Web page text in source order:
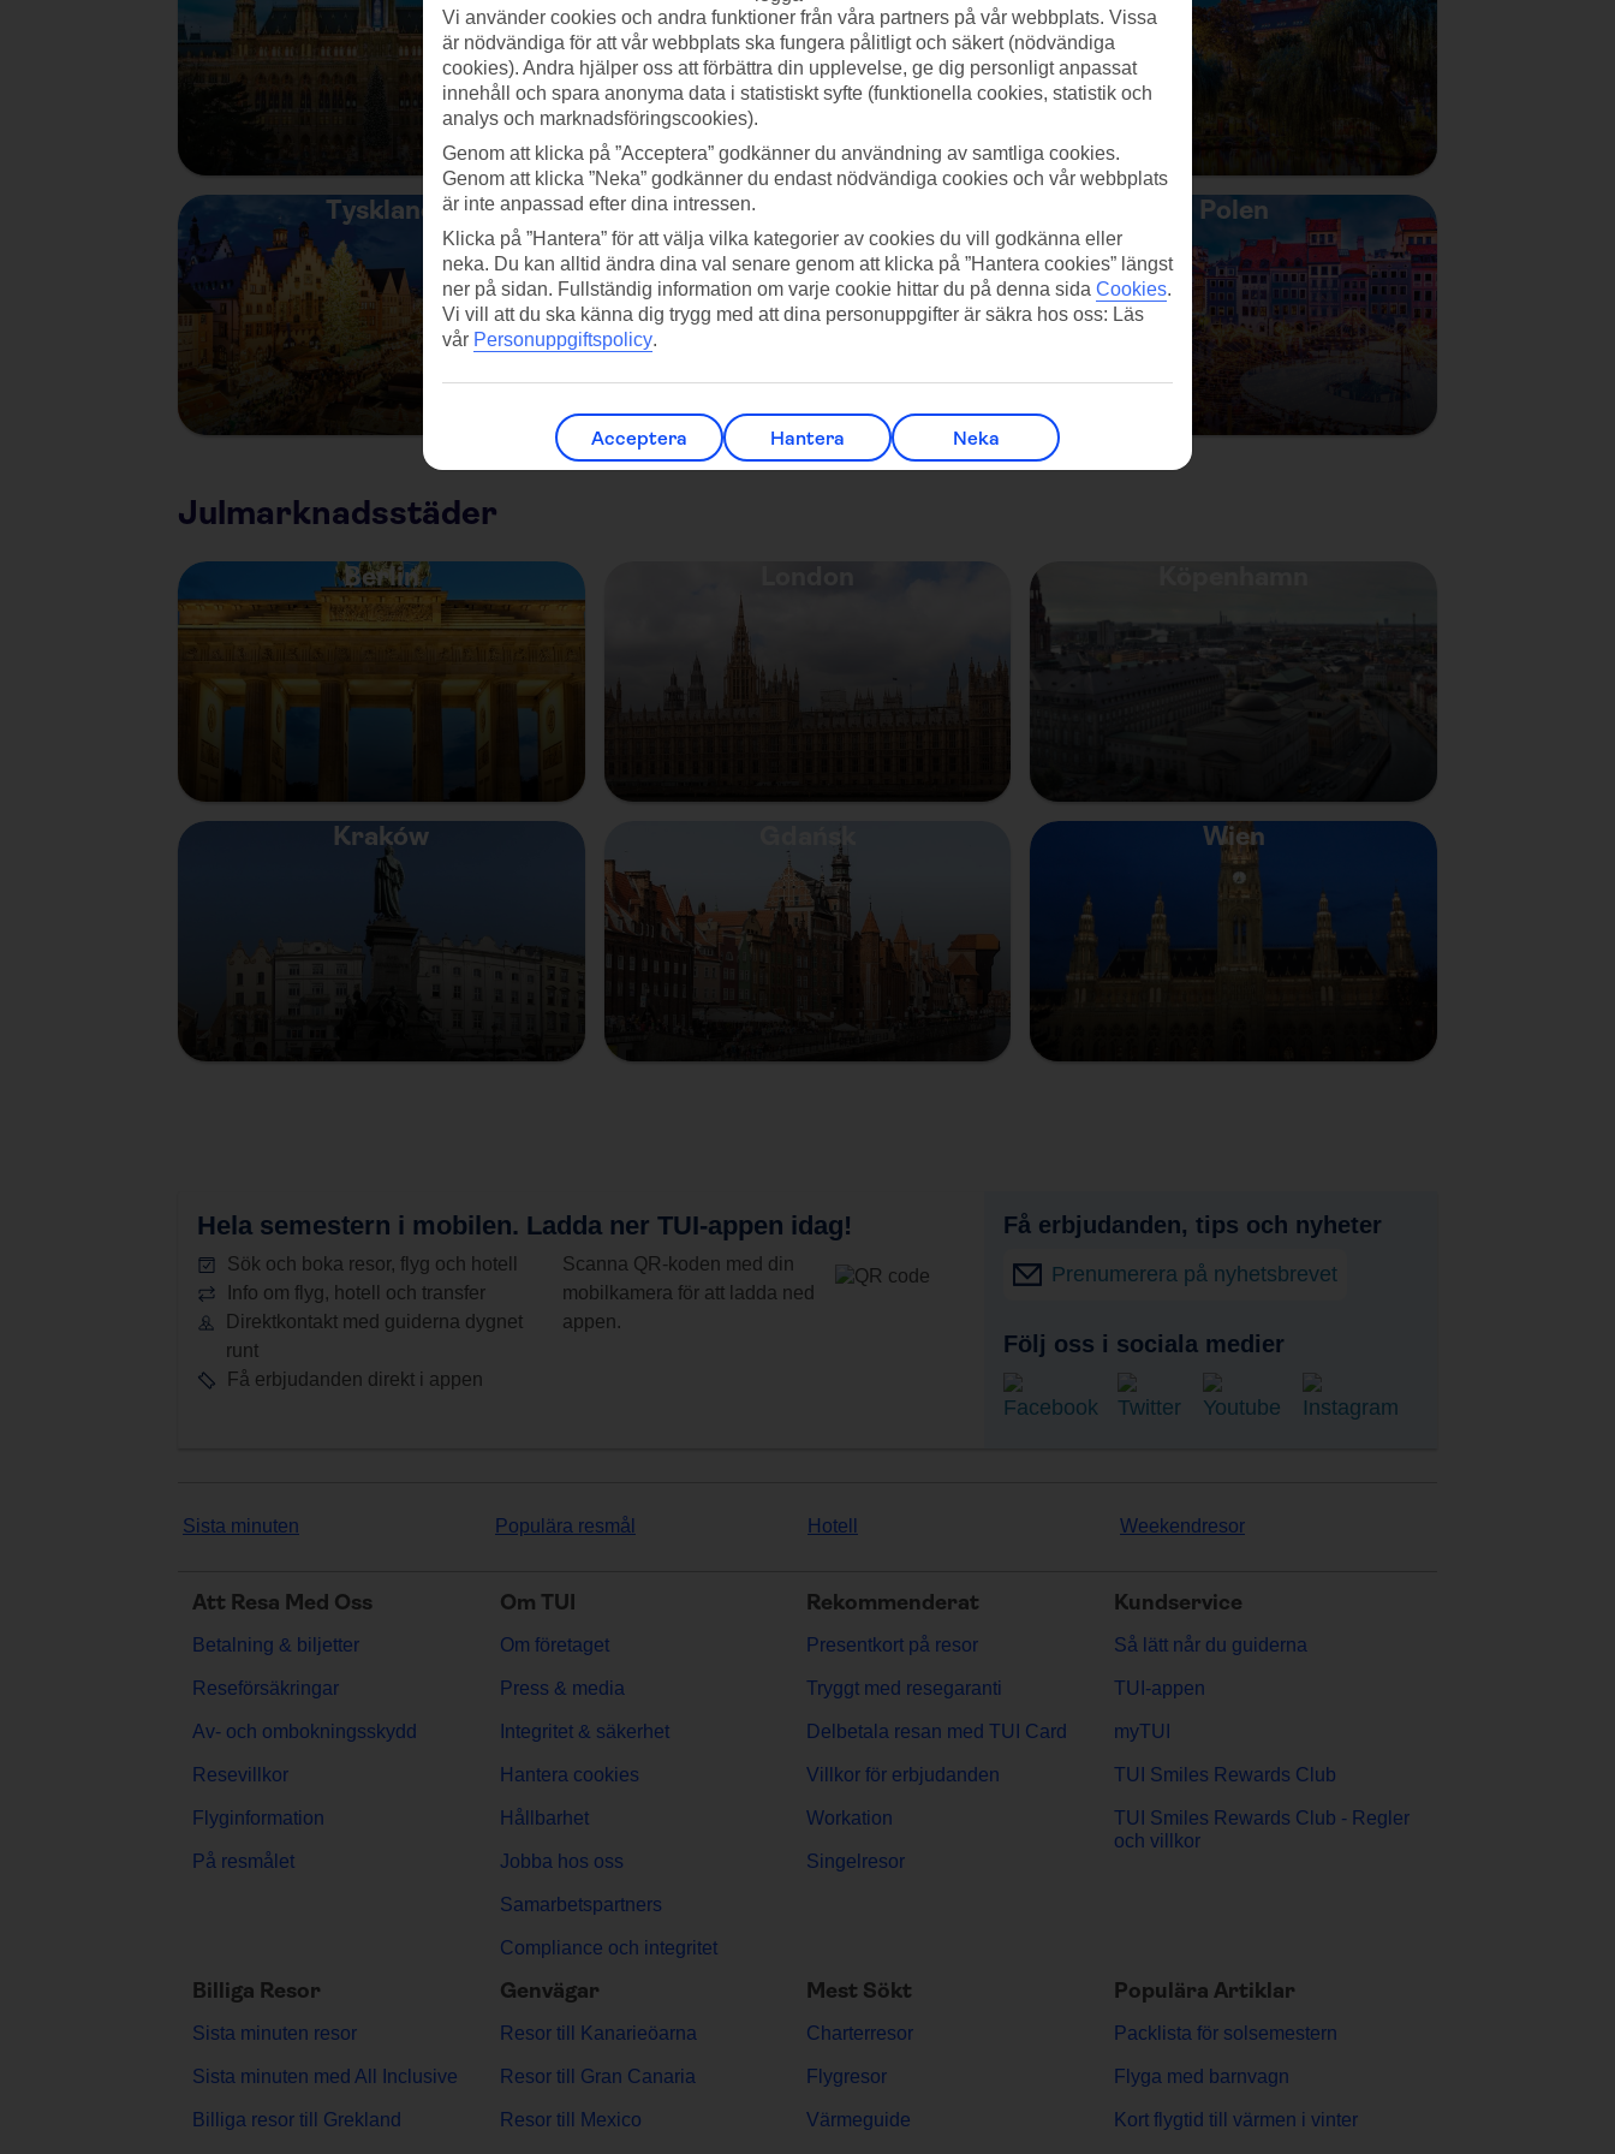
Tyskland Polen
Julmarknadsstäder
Berlin
Kraków Wien
Hela semestern i mobilen. Ladda ner TUI-appen idag!
Sök och boka resor, flyg och hotell
Info om flyg, hotell och transfer
Direktkontakt med guiderna dygnet
runt
Få erbjudanden direkt i appen
Scanna QR-koden med din
mobilkamera för att ladda ned
appen.
Få erbjudanden, tips och nyheter
Prenumerera på nyhetsbrevet
Följ oss i sociala medier
Sista minuten Populära resmål Hotell Weekendresor
Att Resa Med Oss
Betalning & biljetter
Reseförsäkringar
Av- och ombokningsskydd
Resevillkor
Flyginformation
På resmålet
Om TUI
Om företaget
Press & media
Integritet & säkerhet
Hantera cookies
Hållbarhet
Jobba hos oss
Samarbetspartners
Compliance och integritet
Rekommenderat
Presentkort på resor
Tryggt med resegaranti
Delbetala resan med TUI Card
Villkor för erbjudanden
Workation
Singelresor
Kundservice
Så lätt når du guiderna
TUI-appen
myTUI
TUI Smiles Rewards Club
TUI Smiles Rewards Club - Regler
och villkor
Billiga Resor
Sista minuten resor
Sista minuten med All Inclusive
Billiga resor till Grekland
Genvägar
Resor till Kanarieöarna
Resor till Gran Canaria
Resor till Mexico
Mest Sökt
Charterresor
Flygresor
Värmeguide
Populära Artiklar
Packlista för solsemestern
Flyga med barnvagn
Kort flygtid till värmen i vinter
Vi använder cookies och andra funktioner från våra partners på vår webbplats. Vissa
är nödvändiga för att vår webbplats ska fungera pålitligt och säkert (nödvändiga
cookies). Andra hjälper oss att förbättra din upplevelse, ge dig personligt anpassat
innehåll och spara anonyma data i statistiskt syfte (funktionella cookies, statistik och
analys och marknadsföringscookies).
Genom att klicka på ”Acceptera” godkänner du användning av samtliga cookies.
Genom att klicka ”Neka” godkänner du endast nödvändiga cookies och vår webbplats
är inte anpassad efter dina intressen.
Klicka på ”Hantera” för att välja vilka kategorier av cookies du vill godkänna eller
neka. Du kan alltid ändra dina val senare genom att klicka på ”Hantera cookies” längst
ner på sidan. Fullständig information om varje cookie hittar du på denna sida Cookies.
Vi vill att du ska känna dig trygg med att dina personuppgifter är säkra hos oss: Läs
vår Personuppgiftspolicy.
Acceptera Hantera Neka